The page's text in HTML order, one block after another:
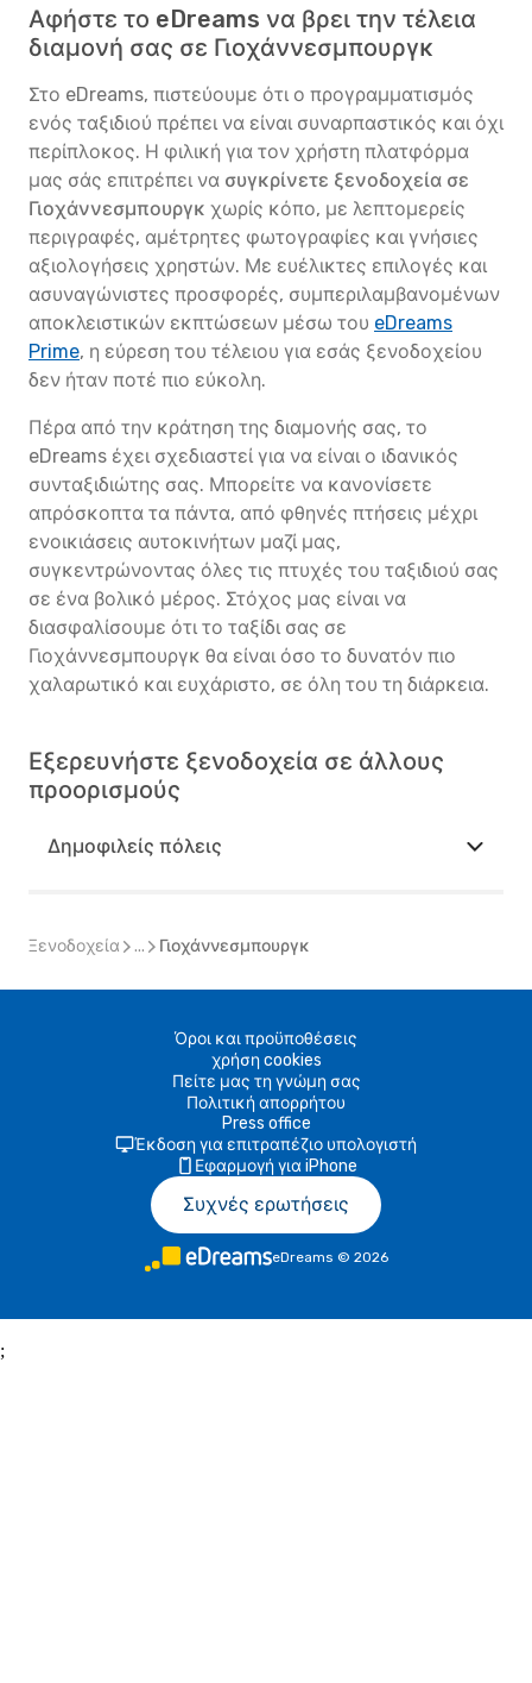
Αφήστε το eDreams να βρει την τέλεια
διαμονή σας σε Γιοχάννεσμπουργκ
Στο eDreams, πιστεύουμε ότι ο προγραμματισμός
ενός ταξιδιού πρέπει να είναι συναρπαστικός και όχι
περίπλοκος. Η φιλική για τον χρήστη πλατφόρμα
μας σάς επιτρέπει να συγκρίνετε ξενοδοχεία σε
Γιοχάννεσμπουργκ χωρίς κόπο, με λεπτομερείς
περιγραφές, αμέτρητες φωτογραφίες και γνήσιες
αξιολογήσεις χρηστών. Με ευέλικτες επιλογές και
ασυναγώνιστες προσφορές, συμπεριλαμβανομένων
αποκλειστικών εκπτώσεων μέσω του eDreams
Prime, η εύρεση του τέλειου για εσάς ξενοδοχείου
δεν ήταν ποτέ πιο εύκολη.
Πέρα από την κράτηση της διαμονής σας, το
eDreams έχει σχεδιαστεί για να είναι ο ιδανικός
συνταξιδιώτης σας. Μπορείτε να κανονίσετε
απρόσκοπτα τα πάντα, από φθηνές πτήσεις μέχρι
ενοικιάσεις αυτοκινήτων μαζί μας,
συγκεντρώνοντας όλες τις πτυχές του ταξιδιού σας
σε ένα βολικό μέρος. Στόχος μας είναι να
διασφαλίσουμε ότι το ταξίδι σας σε
Γιοχάννεσμπουργκ θα είναι όσο το δυνατόν πιο
χαλαρωτικό και ευχάριστο, σε όλη του τη διάρκεια.
Εξερευνήστε ξενοδοχεία σε άλλους
προορισμούς
Δημοφιλείς πόλεις
Ξενοδοχεία ... Γιοχάννεσμπουργκ
Όροι και προϋποθέσεις
χρήση cookies
Πείτε μας τη γνώμη σας
Πολιτική απορρήτου
Press office
Έκδοση για επιτραπέζιο υπολογιστή
Εφαρμογή για iPhone
Συχνές ερωτήσεις
eDreams © 2026
;